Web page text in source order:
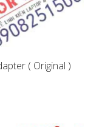
( Original )